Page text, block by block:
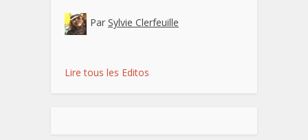
Par Sylvie Clerfeuille
Lire tous les Editos